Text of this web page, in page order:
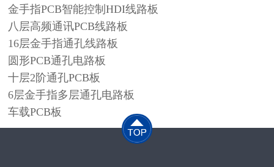
金手指PCB智能控制HDI线路板
八层高频通讯PCB线路板
16层金手指通孔线路板
圆形PCB通孔电路板
十层2阶通孔PCB板
6层金手指多层通孔电路板
车载PCB板